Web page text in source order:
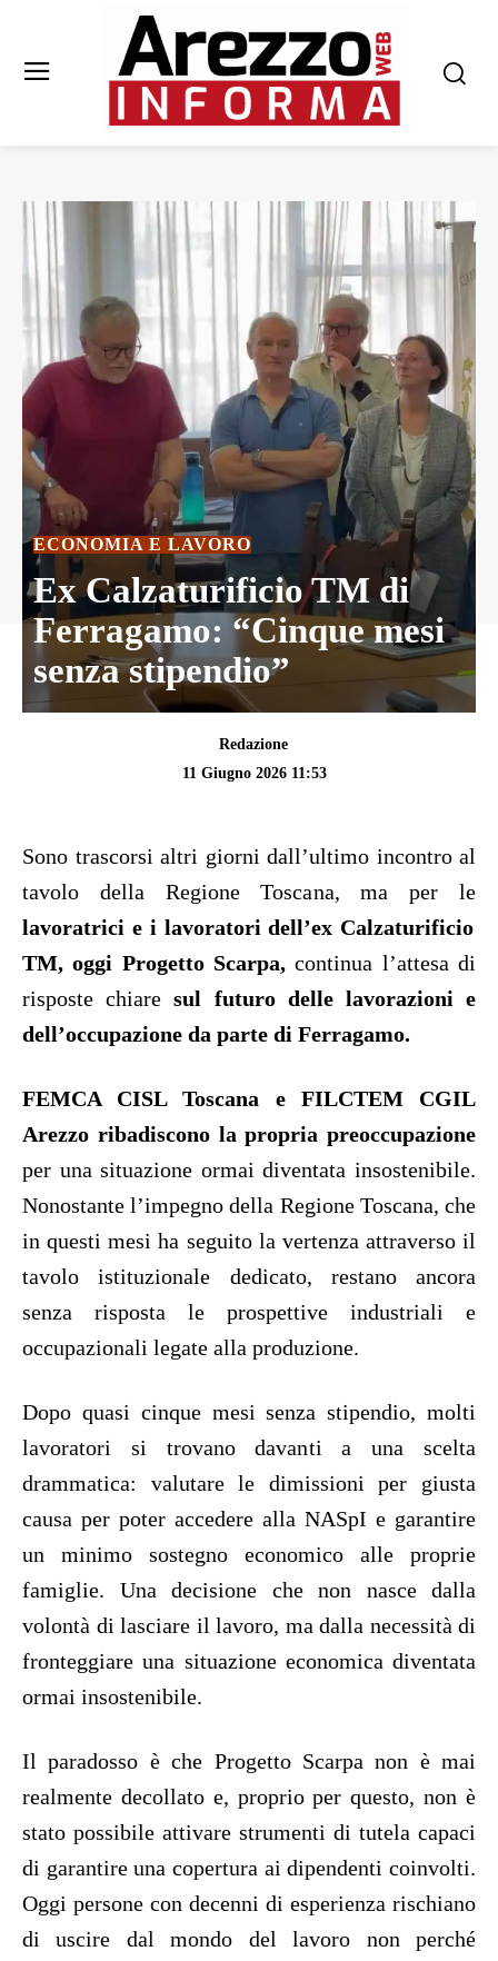
ECONOMIA E LAVORO
Ex Calzaturificio TM di
Ferragamo: “Cinque mesi
senza stipendio”
Redazione
11 Giugno 2026 11:53
Sono trascorsi altri giorni dall’ultimo incontro al
tavolo della Regione Toscana, ma per le
lavoratrici e i lavoratori dell’ex Calzaturificio
TM, oggi Progetto Scarpa,continua l’attesa di
risposte chiaresul futuro delle lavorazioni e
dell’occupazione da parte di Ferragamo.
FEMCA CISL Toscana e FILCTEM CGIL
Arezzo ribadiscono la propria preoccupazione
per una situazione ormai diventata insostenibile.
Nonostante l’impegno della Regione Toscana, che
in questi mesi ha seguito la vertenza attraverso il
tavolo istituzionale dedicato, restano ancora
senza risposta le prospettive industriali e
occupazionali legate alla produzione.
Dopo quasi cinque mesi senza stipendio, molti
lavoratori si trovano davanti a una scelta
drammatica: valutare le dimissioni per giusta
causa per poter accedere alla NASpI e garantire
un minimo sostegno economico alle proprie
famiglie. Una decisione che non nasce dalla
volontà di lasciare il lavoro, ma dalla necessità di
fronteggiare una situazione economica diventata
ormai insostenibile.
Il paradosso è che Progetto Scarpa non è mai
realmente decollato e, proprio per questo, non è
stato possibile attivare strumenti di tutela capaci
di garantire una copertura ai dipendenti coinvolti.
Oggi persone con decenni di esperienza rischiano
di uscire dal mondo del lavoro non perché